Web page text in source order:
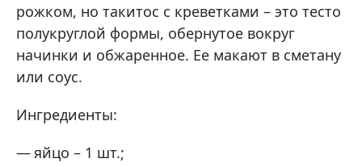
рожком, но такитос с креветками – это тесто
полукруглой формы, обернутое вокруг
начинки и обжаренное. Ее макают в сметану
или соус.
Ингредиенты:
яйцо – 1 шт.;